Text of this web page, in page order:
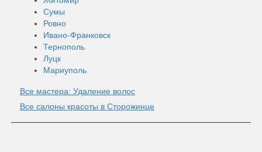
Сумы
Ровно
Ивано-Франковск
Тернополь
Луцк
Мариуполь
Все мастера: Удаление волос
Все салоны красоты в Сторожинце